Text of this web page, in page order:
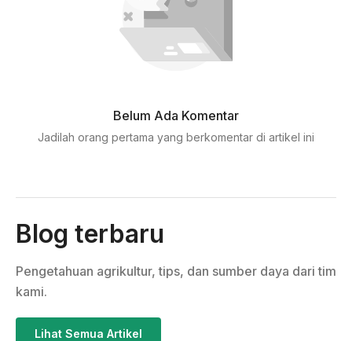
Belum Ada Komentar
Jadilah orang pertama yang berkomentar di artikel ini
Blog terbaru
Pengetahuan agrikultur, tips, dan sumber daya dari tim
kami.
Lihat Semua Artikel